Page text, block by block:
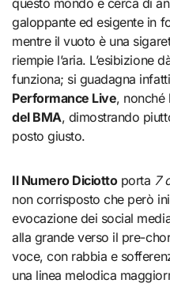
questo mondo e cerca di
galoppante ed esigente in
mentre il vuoto è una
riempie l’aria. L’esibizione
funziona; si guadagna
Performance Live, nonché
del BMA, dimostrando
posto giusto.
Il Numero Diciottoporta 7
non corrisposto che però
evocazione dei social
alla grande verso il pre-
voce, con rabbia e
una linea melodica